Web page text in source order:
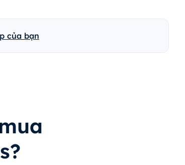
của bạn